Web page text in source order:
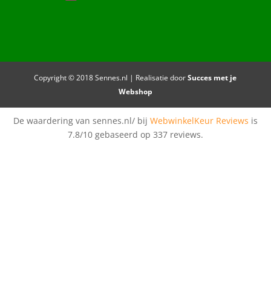
Copyright © 2018 Sennes.nl | Realisatie doorSucces met je
Webshop
De waardering van sennes.nl/ bij WebwinkelKeur Reviews is
7.8/10 gebaseerd op 337 reviews.